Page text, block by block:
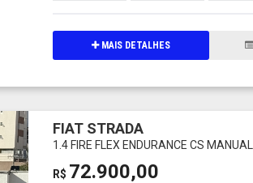
MAIS DETALHES
FIAT STRADA
1.4 FIRE FLEX ENDURANCE CS MANUAL
R$ 72.900,00